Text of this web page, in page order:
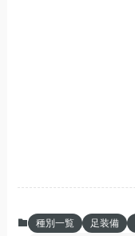
種別一覧 足装備